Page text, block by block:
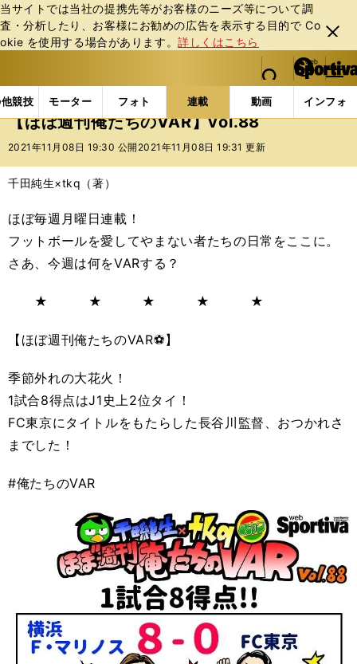
当サイトでは当社の提携先等がお客様のニーズ等について調
査・分析したり、お客様にお勧めの広告を表⽰する⽬的で Co
okie を使⽤する場合があります。詳しくはこちら
閉じ
る
web Sportiva (webスポルティーバ)
検索
マイペ
ー
ジ
メニュ
競技 モーター フォト 連載 動画 インフォ
b
ス
ポ
ル
ィ
バ
連載コラム スポマン！ 俺たちのVAR 【ほぼ週
【ほぼ週刊俺たちのVAR】vol.88
2021年11月08日 19:30 公開 2021年11月08日 19:31 更新
千田純生×tkq（著）
ほぼ毎週月曜日連載！
フットボールを愛してやまない者たちの日常をここに。
さあ、今週は何をVARする？
★ ★ ★ ★ ★
【ほぼ週刊俺たちのVAR⚽】
季節外れの大花火！
1試合8得点はJ1史上2位タイ！
FC東京にタイトルをもたらした長谷川監督、おつかれさ
までした！
#俺たちのVAR